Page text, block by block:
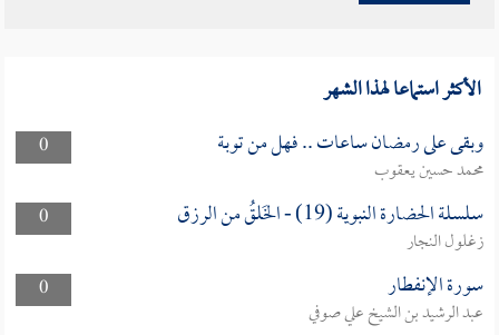
الأكثر استماعا لهذا الشهر
0 وبقى على رمضان ساعات .. فهل من توبة
محمد حسين يعقوب
0
سلسلة الحضارة النبوية (19) - الخَلقُ من الرزق
زغلول النجار
0
سورة الإنفطار
عبد الرشيد بن الشيخ علي صوفي